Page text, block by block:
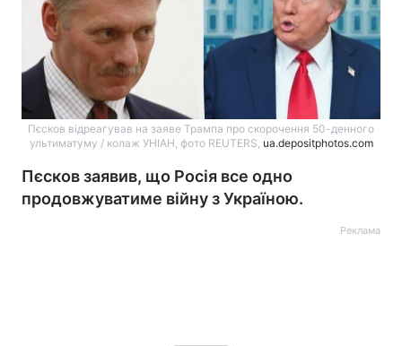
Пєсков відреагував на заявe Трампа про скорочення 50-денного
ультиматуму / колаж УНІАН, фото REUTERS, ua.depositphotos.com
Пєсков заявив, що Росія все одно
продовжуватиме війну з Україною.
Реклама